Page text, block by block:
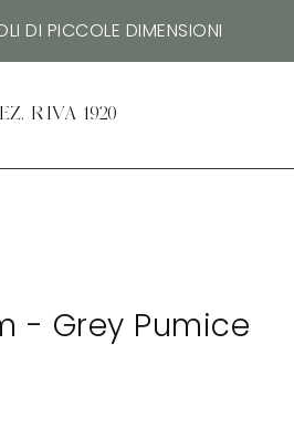
DI PICCOLE DIMENSIONI
RIVA 1920
- Grey Pumice